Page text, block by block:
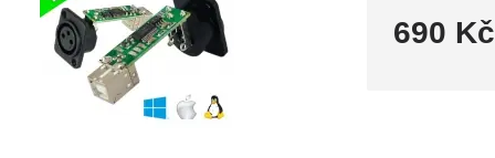
690 Kč